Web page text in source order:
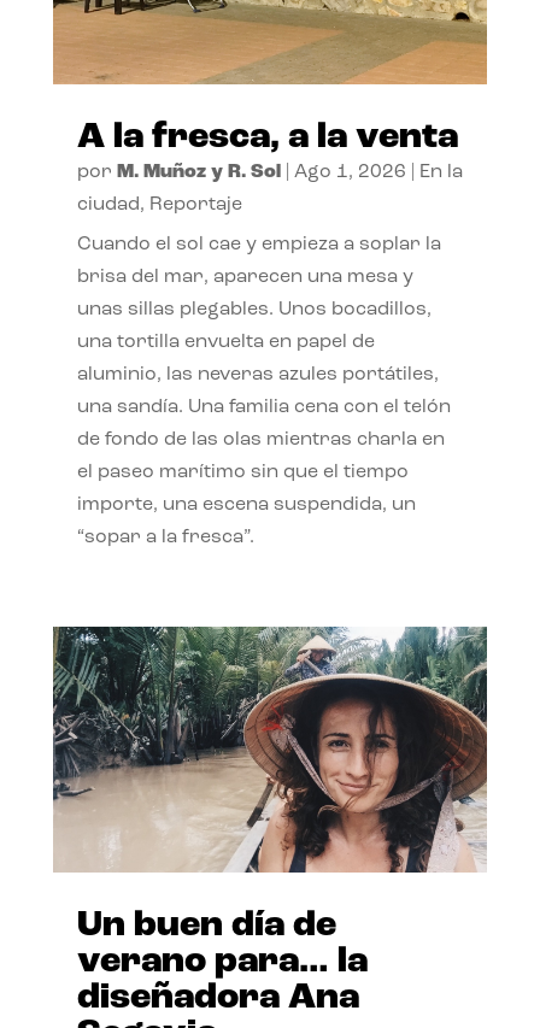
A la fresca, a la venta
por M. Muñoz y R. Sol| Ago 1, 2026
En la
ciudad, Reportaje
Cuando el sol cae y empieza a soplar la
brisa del mar, aparecen una mesa y
unas sillas plegables. Unos bocadillos,
una tortilla envuelta en papel de
aluminio, las neveras azules portátiles,
una sandía. Una familia cena con el telón
de fondo de las olas mientras charla en
el paseo marítimo sin que el tiempo
importe, una escena suspendida, un
“sopar a la fresca”.
Un buen día de
verano para… la
diseñadora Ana